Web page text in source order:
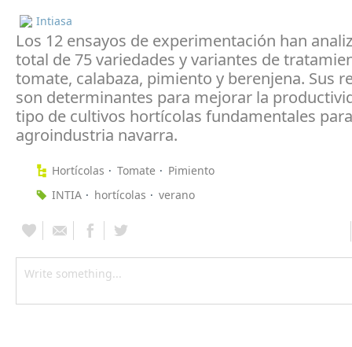
Intiasa
Los 12 ensayos de experimentación han
total de 75 variedades y variantes de
tomate, calabaza, pimiento y berenjena. Sus
son determinantes para mejorar la
tipo de cultivos hortícolas fundamentales
agroindustria navarra.
Hortícolas Tomate
Pimiento
INTIA
hortícolas verano